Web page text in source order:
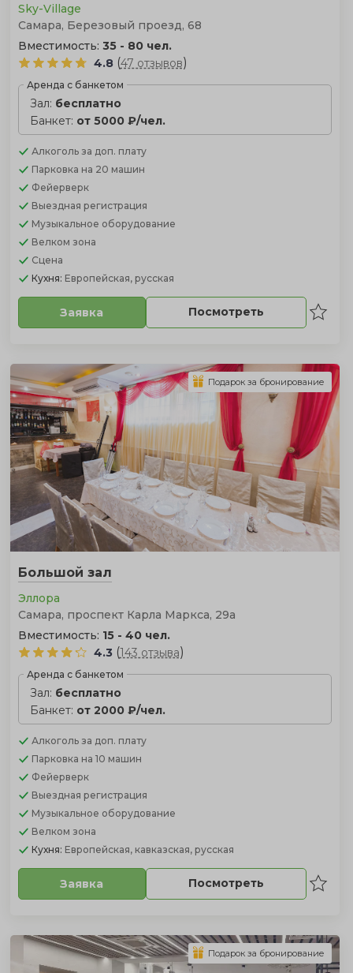
Sky-Village
Самара, Березовый проезд, 68
Вместимость: 35 - 80 чел.
4.8 (47 отзывов)
Аренда с банкетом
Зал: бесплатно
Банкет: от 5000 ₽/чел.
Алкоголь за доп. плату
Парковка на 20 машин
Фейерверк
Выездная регистрация
Музыкальное оборудование
Велком зона
Сцена
Кухня: Европейская, русская
Заявка Посмотреть
Большой зал
Эллора
Самара, проспект Карла Маркса, 29а
Вместимость: 15 - 40 чел.
4.3 (143 отзыва)
Аренда с банкетом
Зал: бесплатно
Банкет: от 2000 ₽/чел.
Алкоголь за доп. плату
Парковка на 10 машин
Фейерверк
Выездная регистрация
Музыкальное оборудование
Велком зона
Кухня: Европейская, кавказская, русская
Заявка Посмотреть
Подарок за бронирование
Подарок за бронирование